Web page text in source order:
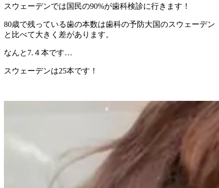
スウェーデンでは国民の90%が歯科検診に行きます！
80歳で残っている歯の本数は歯科の予防大国のスウェーデン
と比べて大きく差があります。
なんと7.４本です…
スウェーデンは25本です！